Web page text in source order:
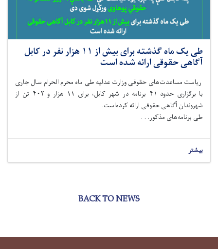
طی یک ماه گذشته برای بیش از ۱۱ هزار نفر در کابل
آگاهی حقوقی ارائه شده است
ریاست مساعدت‌های حقوقی وزارت عدلیه طی ماه محرم الحرام سال جاری
با برگزاری حدود ۴۱ برنامه در شهر کابل، برای ۱۱ هزار و ۴۰۲ تن از
شهروندان آگاهی حقوقی ارائه کرده‌است.
طی برنامه‌های مذکور. . .
بیشتر
BACK TO NEWS